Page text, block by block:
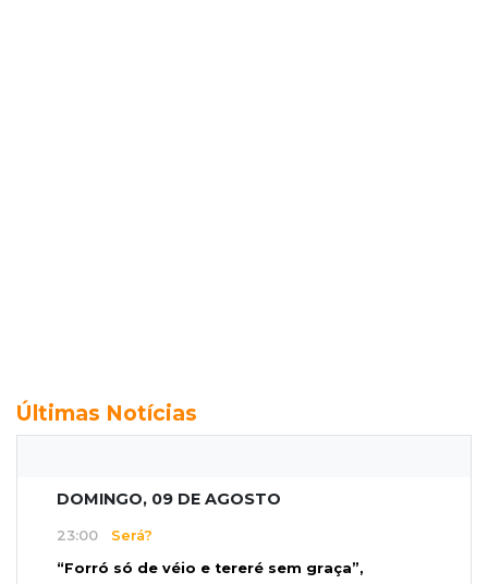
Últimas Notícias
DOMINGO, 09 DE AGOSTO
23:00 Será?
“Forró só de véio e tereré sem graça”,